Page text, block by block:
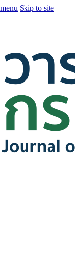
Skip to site